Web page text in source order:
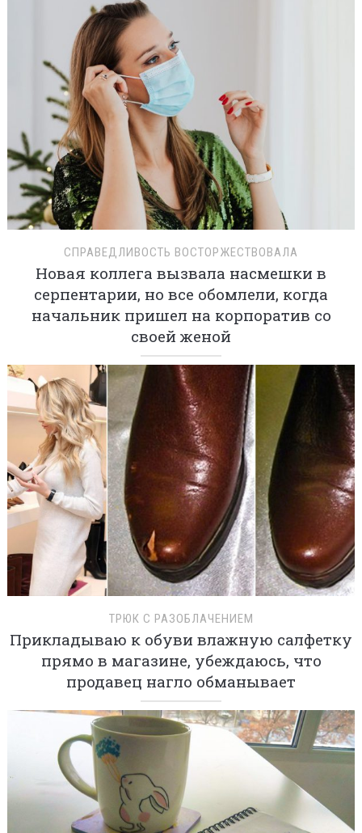
СПРАВЕДЛИВОСТЬ ВОСТОРЖЕСТВОВАЛА
Новая коллега вызвала насмешки в
серпентарии, но все обомлели, когда
начальник пришел на корпоратив со
своей женой
ТРЮК С РАЗОБЛАЧЕНИЕМ
Прикладываю к обуви влажную салфетку
прямо в магазине, убеждаюсь, что
продавец нагло обманывает